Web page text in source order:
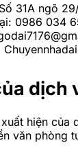
31A ngõ
0986 034
dịch
hiện của
văn phòng